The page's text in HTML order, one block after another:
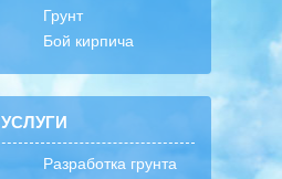
Грунт
Бой кирпича
УСЛУГИ
Разработка грунта